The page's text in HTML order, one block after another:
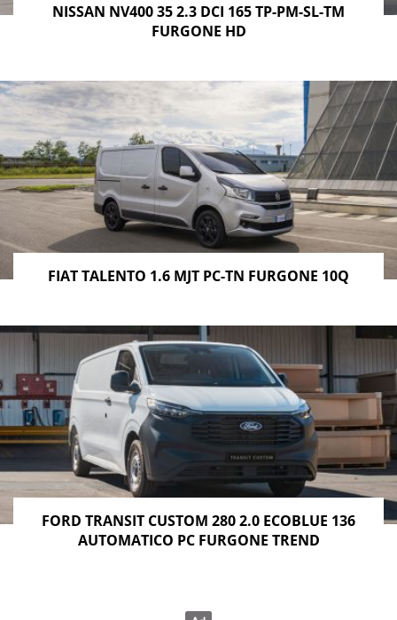
NISSAN NV400 35 2.3 DCI 165 TP-PM-SL-TM
FURGONE HD
FIAT TALENTO 1.6 MJT PC-TN FURGONE 10Q
FORD TRANSIT CUSTOM 280 2.0 ECOBLUE 136
AUTOMATICO PC FURGONE TREND